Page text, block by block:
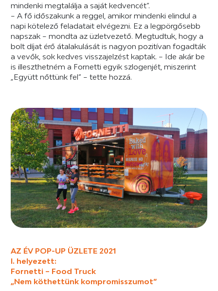
mindenki megtalálja a saját kedvencét”.
– A fő időszakunk a reggel, amikor mindenki elindul a
napi kötelező feladatait elvégezni. Ez a legpörgősebb
napszak – mondta az üzletvezető. Megtudtuk, hogy a
bolt díjat érő átalakulását is nagyon pozitívan fogadták
a vevők, sok kedves visszajelzést kaptak. – Ide akár be
is illeszthetném a Fornetti egyik szlogenjét, miszerint
„Együtt nőttünk fel” – tette hozzá.
AZ ÉV POP-UP ÜZLETE 2021
I. helyezett:
Fornetti – Food Truck
„Nem köthettünk kompromisszumot”